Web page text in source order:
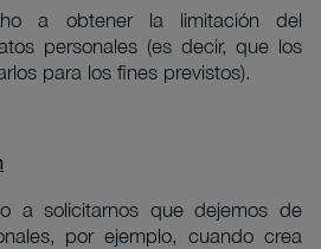
a obtener la limitación del
personales (es decir, que los
para los fines previstos).
a solicitarnos que dejemos de
por ejemplo, cuando crea